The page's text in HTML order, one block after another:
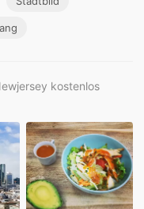
kostenlos